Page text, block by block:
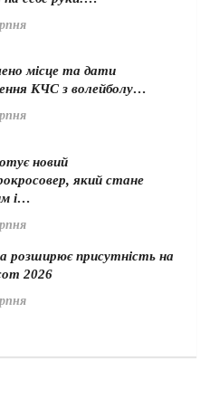
місце та дати
КЧС з волейболу…
новий
який стане
і…
розширює присутність на
2026